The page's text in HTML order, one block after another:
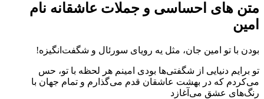
متن های احساسی و جملات عاشقانه نام
امین
بودن با تو امین جان، مثل یه رویای سورئال و شگفت‌انگیزه!
تو برایم دنیایی از شگفتی‌ها بودی امینم هر لحظه با تو، حس
می‌کردم که در بهشت عاشقان قدم می‌گذارم و تمام جهان با
رنگ‌های عشق می‌آغازد